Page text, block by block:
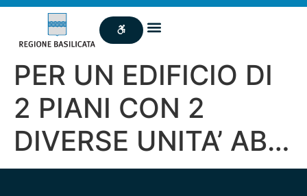
PER UN EDIFICIO DI
2 PIANI CON 2
DIVERSE UNITA’ AB…